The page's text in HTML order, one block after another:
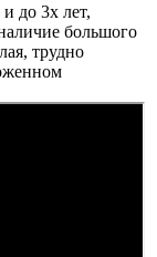
до 3х лет,
большого
трудно